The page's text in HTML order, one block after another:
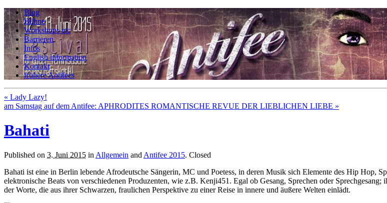
Blog
Bühne
Workshops etc
Barrieren
Infos
English information
Kontakt
frühere Antifees
« Lady Lazy!
am Samstag auf dem Antifee: APHRODITES ROMANTISCHE REVUE DER LIEBLICHEN LIEBE »
Bahati
Published on 3. Juni 2015 in Allgemein and Antifee 2015. Closed
Bahati ist eine in Berlin lebende Afrodeutsche Sängerin, MC und Poetess, in deren Musik sich Elemente des Hip Hop,
elektronische Beats von verschiedenen Produzenten, wie z.B. Kenji451. Egal ob Gesang, Sprechen oder
der Worte, die aus ihrer Schwarzen, fraulichen Perspektive zu einer Reise in innere und äußere Welten einlädt.